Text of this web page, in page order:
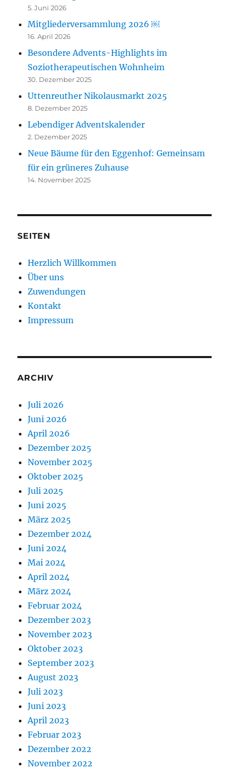
5. Juni 2026
Mitgliederversammlung 2026 ￼
16. April 2026
Besondere Advents-Highlights im
Soziotherapeutischen Wohnheim
30. Dezember 2025
Uttenreuther Nikolausmarkt 2025
8. Dezember 2025
Lebendiger Adventskalender
2. Dezember 2025
Neue Bäume für den Eggenhof: Gemeinsam
für ein grüneres Zuhause
14. November 2025
SEITEN
Herzlich Willkommen
Über uns
Zuwendungen
Kontakt
Impressum
ARCHIV
Juli 2026
Juni 2026
April 2026
Dezember 2025
November 2025
Oktober 2025
Juli 2025
Juni 2025
März 2025
Dezember 2024
Juni 2024
Mai 2024
April 2024
März 2024
Februar 2024
Dezember 2023
November 2023
Oktober 2023
September 2023
August 2023
Juli 2023
Juni 2023
April 2023
Februar 2023
Dezember 2022
November 2022